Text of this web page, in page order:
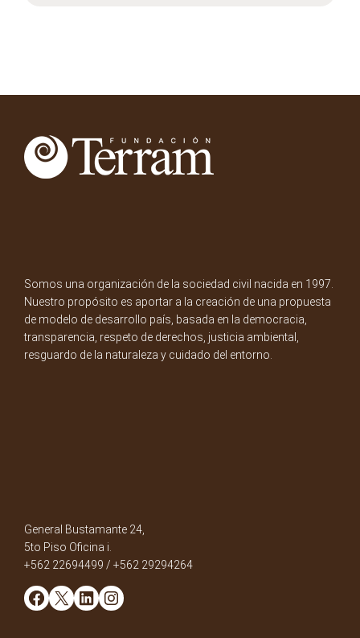
Somos una organización de la sociedad civil nacida en 1997.
Nuestro propósito es aportar a la creación de una propuesta
de modelo de desarrollo país, basada en la democracia,
transparencia, respeto de derechos, justicia ambiental,
resguardo de la naturaleza y cuidado del entorno.
General Bustamante 24,
5to Piso Oficina i.
+562 22694499 / +562 29294264